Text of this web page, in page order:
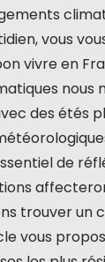
vous
vivre en
nous
des étés
de
trouver un
vous